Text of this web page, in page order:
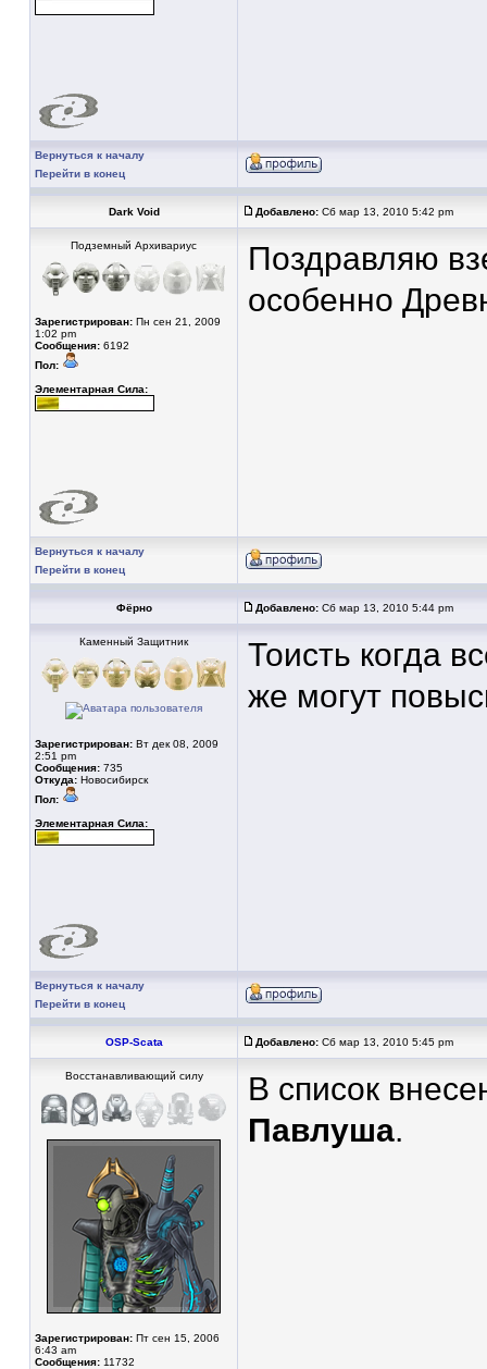
Вернуться к началу
Перейти в конец
Dark Void Добавлено: Сб мар 13, 2010 5:42 pm
Подземный Архивариус
Зарегистрирован: Пн сен 21, 2009
1:02 pm
Сообщения: 6192
Пол:
Элементарная Сила:
Поздравляю
особенно
Вернуться к началу
Перейти в конец
Фёрно Добавлено: Сб мар 13, 2010 5:44 pm
Каменный Защитник
Зарегистрирован: Вт дек 08, 2009
2:51 pm
Сообщения: 735
Откуда: Новосибирск
Пол:
Элементарная Сила:
Тоисть когда
же могут
Вернуться к началу
Перейти в конец
OSP-Scata Добавлено: Сб мар 13, 2010 5:45 pm
Восстанавливающий силу
Зарегистрирован: Пт сен 15, 2006
6:43 am
Сообщения: 11732
В список
Павлуша.